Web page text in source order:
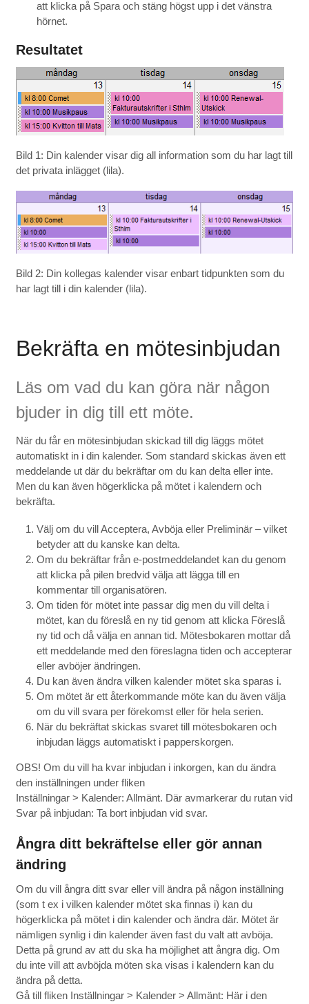
att klicka på Spara och stäng högst upp i det vänstra
hörnet.
Resultatet
Bild 1: Din kalender visar dig all information som du har lagt till
det privata inlägget (lila).
Bild 2: Din kollegas kalender visar enbart tidpunkten som du
har lagt till i din kalender (lila).
Bekräfta en mötesinbjudan
Läs om vad du kan göra när någon
bjuder in dig till ett möte.
När du får en mötesinbjudan skickad till dig läggs mötet
automatiskt in i din kalender. Som standard skickas även ett
meddelande ut där du bekräftar om du kan delta eller inte.
Men du kan även högerklicka på mötet i kalendern och
bekräfta.
Välj om du vill Acceptera, Avböja eller Preliminär – vilket
betyder att du kanske kan delta.
Om du bekräftar från e-postmeddelandet kan du genom
att klicka på pilen bredvid välja att lägga till en
kommentar till organisatören.
Om tiden för mötet inte passar dig men du vill delta i
mötet, kan du föreslå en ny tid genom att klicka Föreslå
ny tid och då välja en annan tid. Mötesbokaren mottar då
ett meddelande med den föreslagna tiden och accepterar
eller avböjer ändringen.
Du kan även ändra vilken kalender mötet ska sparas i.
Om mötet är ett återkommande möte kan du även välja
om du vill svara per förekomst eller för hela serien.
När du bekräftat skickas svaret till mötesbokaren och
inbjudan läggs automatiskt i papperskorgen.
OBS! Om du vill ha kvar inbjudan i inkorgen, kan du ändra
den inställningen under fliken
Inställningar > Kalender: Allmänt. Där avmarkerar du rutan vid
Svar på inbjudan: Ta bort inbjudan vid svar.
Ångra ditt bekräftelse eller gör annan
ändring
Om du vill ångra ditt svar eller vill ändra på någon inställning
(som t ex i vilken kalender mötet ska finnas i) kan du
högerklicka på mötet i din kalender och ändra där. Mötet är
nämligen synlig i din kalender även fast du valt att avböja.
Detta på grund av att du ska ha möjlighet att ångra dig. Om
du inte vill att avböjda möten ska visas i kalendern kan du
ändra på detta.
Gå till fliken Inställningar > Kalender > Allmänt: Här i den